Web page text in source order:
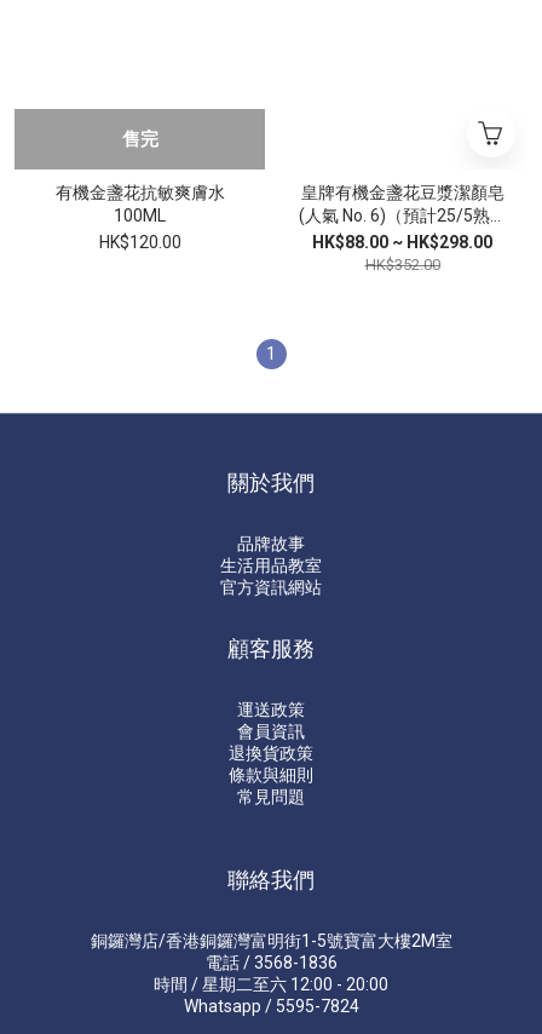
售完
有機金盞花抗敏爽膚水
100ML
HK$120.00
皇牌有機金盞花豆漿潔顏皂
(人氣 No. 6)（預計25/5熟成
上架）
HK$88.00 ~ HK$298.00
HK$352.00
1
關於我們
品牌故事
生活用品教室
官方資訊網站
顧客服務
運送政策
會員資訊
退換貨政策
條款與細則
常見問題
聯絡我們
銅鑼灣店/香港銅鑼灣富明街1-5號寶富大樓2M室
電話 / 3568-1836
時間 / 星期二至六 12:00 - 20:00
Whatsapp / 5595-7824